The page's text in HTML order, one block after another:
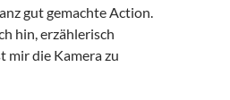
gut gemachte Action.
hin, erzählerisch
mir die Kamera zu